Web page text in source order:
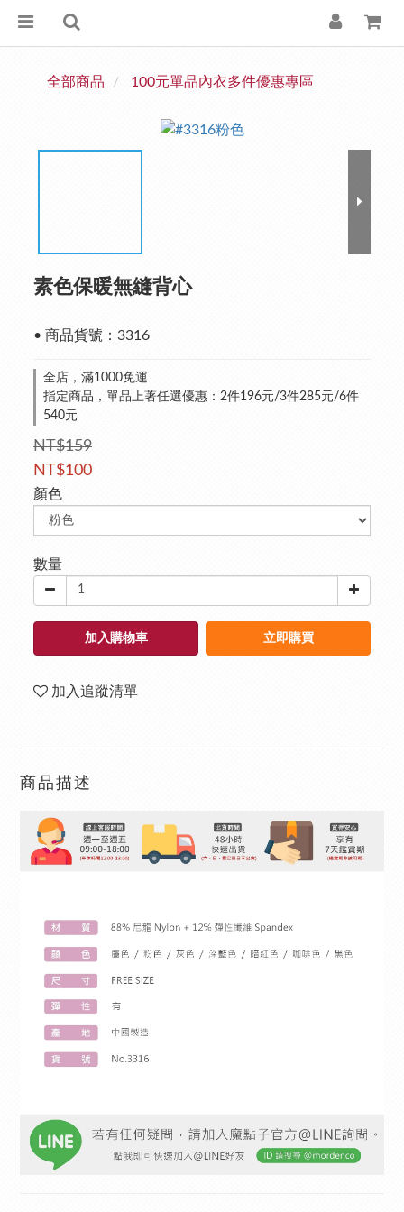
全部商品 100元單品內衣多件優惠專區
素色保暖無縫背心
• 商品貨號：3316
全店，滿1000免運
指定商品，單品上著任選優惠：2件196元/3件285元/6件
540元
NT$159
NT$100
顏色
數量
加入購物車 立即購買
加入追蹤清單
商品描述